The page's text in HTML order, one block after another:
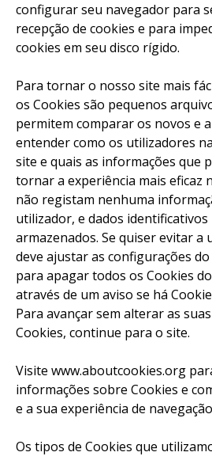
configurar seu navegador para
recepção de cookies e para
cookies em seu disco rígido.
Para tornar o nosso site mais
os Cookies são pequenos
permitem comparar os novos e
entender como os utilizadores
site e quais as informações que
tornar a experiência mais eficaz
não registam nenhuma
utilizador, e dados identificativos
armazenados. Se quiser evitar a
deve ajustar as configurações
para apagar todos os Cookies
através de um aviso se há
Para avançar sem alterar as
Cookies, continue para o site.
Visite www.aboutcookies.org
informações sobre Cookies e
e a sua experiência de
Os tipos de Cookies que